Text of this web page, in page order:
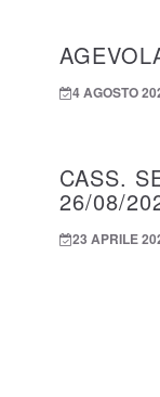
4 AGOSTO
CASS.
26/08/
23 APRILE